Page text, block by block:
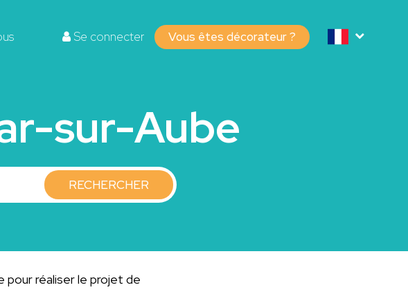
Se connecter Vous êtes décorateur ?
sur-Aube
RECHERCHER
pour réaliser le projet de